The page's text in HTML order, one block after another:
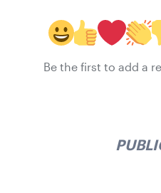
Be the first to add a